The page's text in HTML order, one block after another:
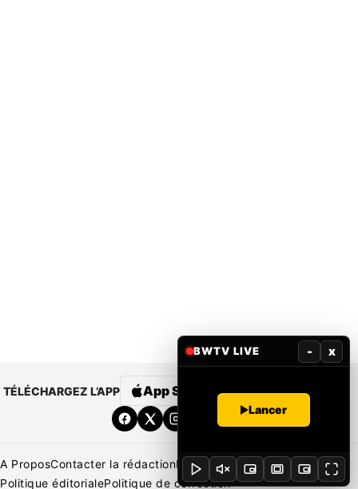
TÉLÉCHARGEZ L’APP App Store Google Play
A ProposContacter la rédactionRédaction Mentions légales
Politique éditorialePolitique de correction
BWTV LIVE - x
Lancer